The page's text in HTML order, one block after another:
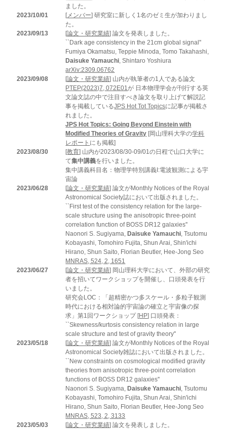
ました。
2023/10/01
[メンバー] 研究室に新しく1名のゼミ生が加わりまし
た。
2023/09/13
[論文・研究業績] 論文を発表しました。
``Dark age consistency in the 21cm global signal''
Fumiya Okamatsu, Teppie Minoda, Tomo Takahashi,
Daisuke Yamauchi, Shintaro Yoshiura
arXiv:2309.06762
2023/09/08
[論文・研究業績] 山内が執筆者の1人である論文
PTEP(2023)7, 072E01が 日本物理学会が刊行する英
文論文誌の中で注目すべき論文を取り上げて解説記
事を掲載しているJPS Hot Tot Topicsに記事が掲載さ
れました。
JPS Hot Topics: Going Beyond Einstein with
Modified Theories of Gravity [岡山理科大学の学科
レポート にも掲載]
2023/08/30
[教育] 山内が2023/08/30-09/01の日程で山口大学に
て集中講義を行いました。
集中講義科目名：物理学特別講義I:電波観測による宇
宙論
2023/06/28
[論文・研究業績] 論文がMonthly Notices of the Royal
Astronomical Society誌において出版されました。
``First test of the consistency relation for the large-
scale structure using the anisotropic three-point
correlation function of BOSS DR12 galaxies''
Naonori S. Sugiyama,Daisuke Yamauchi, Tsutomu
Kobayashi, Tomohiro Fujita, Shun Arai, Shin'ichi
Hirano, Shun Saito, Florian Beutler, Hee-Jong Seo
MNRAS, 524, 2, 1651
2023/06/27
[論文・研究業績] 岡山理科大学において、外部の研究
者を招いてワークショップを開催し、口頭発表を行
いました。
研究会LOC：「超精密かつ多スケール・多粒子観測
時代における相対論的宇宙論の確立と宇宙像の探
求」第1回ワークショップ [HP] 口頭発表：
``Skewness/kurtosis consistency relation in large
scale structure and test of gravity theory''
2023/05/18
[論文・研究業績] 論文がMonthly Notices of the Royal
Astronomical Society雑誌において出版されました。
``New constraints on cosmological modified gravity
theories from anisotropic three-point correlation
functions of BOSS DR12 galaxies''
Naonori S. Sugiyama,Daisuke Yamauchi, Tsutomu
Kobayashi, Tomohiro Fujita, Shun Arai, Shin'ichi
Hirano, Shun Saito, Florian Beutler, Hee-Jong Seo
MNRAS, 523, 2, 3133
2023/05/03
[論文・研究業績] 論文を発表しました。